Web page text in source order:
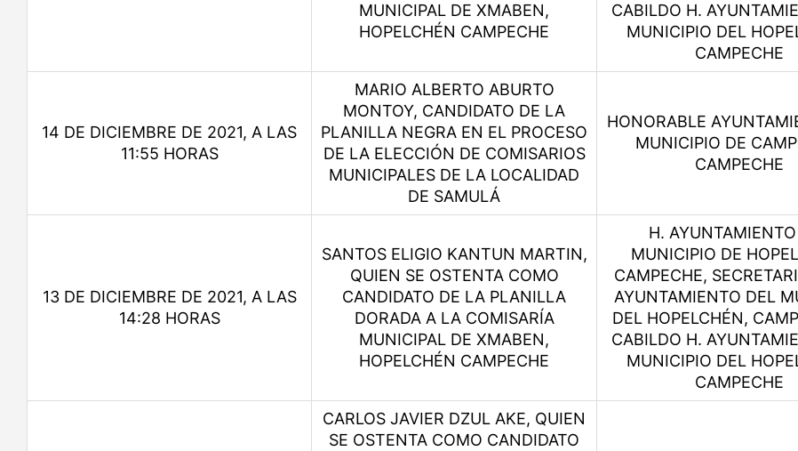
MUNICIPAL DE XMABEN,
HOPELCHÉN CAMPECHE
CABILDO H.
MUNICIPIO DEL
CAMPECHE
14 DE DICIEMBRE DE 2021, A LAS
11:55 HORAS
MARIO ALBERTO ABURTO
MONTOY, CANDIDATO DE LA
PLANILLA NEGRA EN EL PROCESO
DE LA ELECCIÓN DE COMISARIOS
MUNICIPALES DE LA LOCALIDAD
DE SAMULÁ
HONORABLE
MUNICIPIO DE
CAMPECHE
13 DE DICIEMBRE DE 2021, A LAS
14:28 HORAS
SANTOS ELIGIO KANTUN MARTIN,
QUIEN SE OSTENTA COMO
CANDIDATO DE LA PLANILLA
DORADA A LA COMISARÍA
MUNICIPAL DE XMABEN,
HOPELCHÉN CAMPECHE
H.
MUNICIPIO DE
CAMPECHE,
AYUNTAMIENTO DEL
DEL HOPELCHÉN,
CABILDO H.
MUNICIPIO DEL
CAMPECHE
CARLOS JAVIER DZUL AKE, QUIEN
SE OSTENTA COMO CANDIDATO